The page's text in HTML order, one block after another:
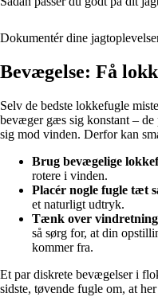
Dokumentér dine
Bevægelse: Få
Selv de bedste lokkefugle
bevæger gæs sig konstant – de
sig mod vinden. Derfor kan
Brug bevægelige
rotere i vinden.
Placér nogle fugle tæt
et naturligt udtryk.
Tænk over
så sørg for, at din
kommer fra.
Et par diskrete bevægelser i
sidste, tøvende fugle om, at